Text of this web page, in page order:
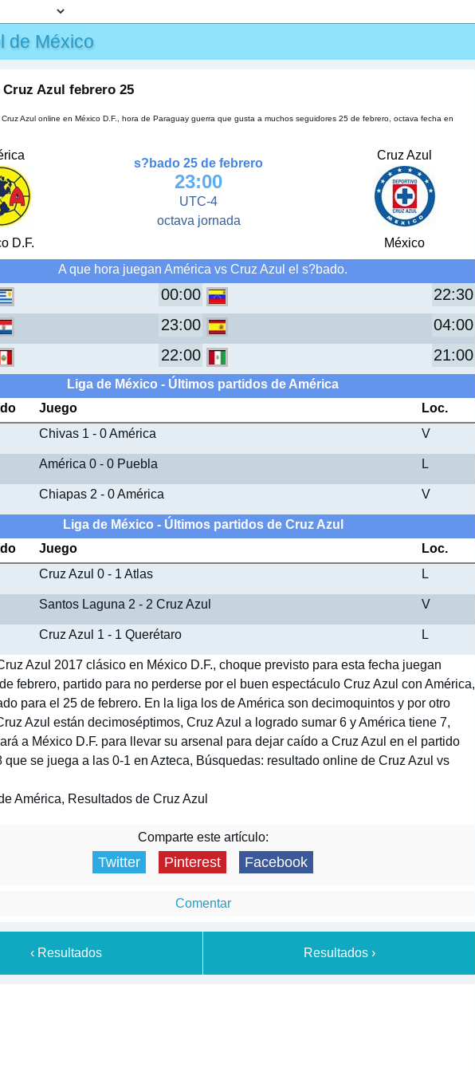
de México
Azul febrero 25
Azul online en México D.F., hora de Paraguay guerra que gusta a muchos seguidores 25 de febrero, octava fecha en
D.F.
s?bado 25 de febrero
23:00
UTC-4
octava jornada
Cruz Azul
México
A que hora juegan América vs Cruz Azul el s?bado.
00:00
22:30
23:00
04:00
22:00
21:00
Liga de México - Últimos partidos de América
Juego
Loc.
Chivas 1 - 0 América V
América 0 - 0 Puebla L
Chiapas 2 - 0 América V
Liga de México - Últimos partidos de Cruz Azul
Juego
Loc.
Cruz Azul 0 - 1 Atlas L
Santos Laguna 2 - 2 Cruz Azul V
Cruz Azul 1 - 1 Querétaro L
Azul 2017 clásico en México D.F., choque previsto para esta fecha juegan
febrero, partido para no perderse por el buen espectáculo Cruz Azul con América,
para el 25 de febrero. En la liga los de América son decimoquintos y por otro
Azul están decimoséptimos, Cruz Azul a logrado sumar 6 y América tiene 7,
a México D.F. para llevar su arsenal para dejar caído a Cruz Azul en el partido
que se juega a las 0-1 en Azteca, Búsquedas: resultado online de Cruz Azul vs
América, Resultados de Cruz Azul
Comparte este artículo:
Twitter Pinterest Facebook
Comentar
‹ Resultados Resultados ›
⌕ Buscar
▶ Partidos